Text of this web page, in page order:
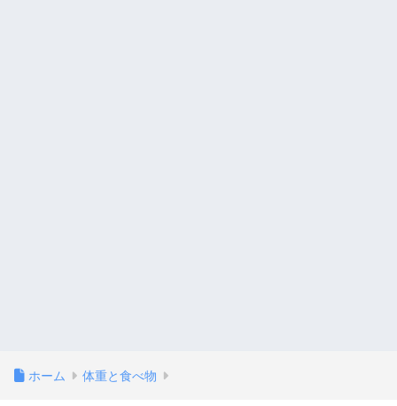
ホーム 体重と食べ物